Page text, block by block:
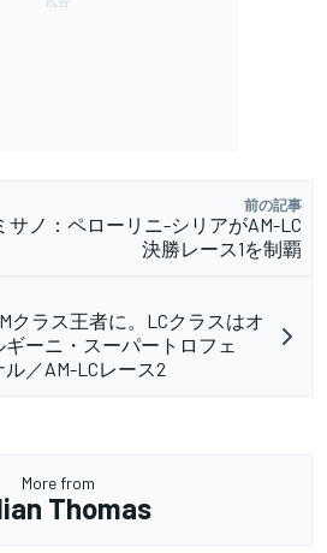
前の記事
サノ：ペローリニ-シリアがAM-LC
決勝レース1を制覇
クラス王者に。LCクラスはオ
ーニ・スーパートロフェ
／AM-LCレース2
More from
Thomas